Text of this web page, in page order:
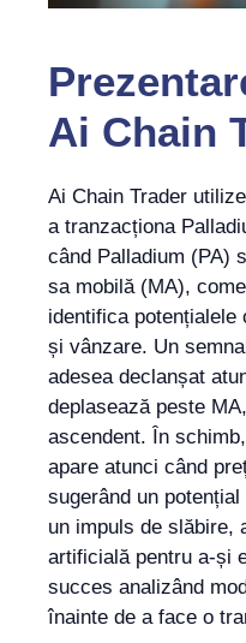
Ai Chain
Ai Chain Trader
a tranzacționa
când Palladium (PA)
sa mobilă (MA),
identifica potențialele
și vânzare. Un
adesea declanșat
deplasează peste
ascendent. În
apare atunci când
sugerând un
un impuls de slăbire,
artificială pentru a-și
succes analizând
înainte de a face o